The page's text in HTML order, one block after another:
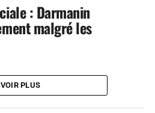
: Darmanin
malgré les
VOIR PLUS